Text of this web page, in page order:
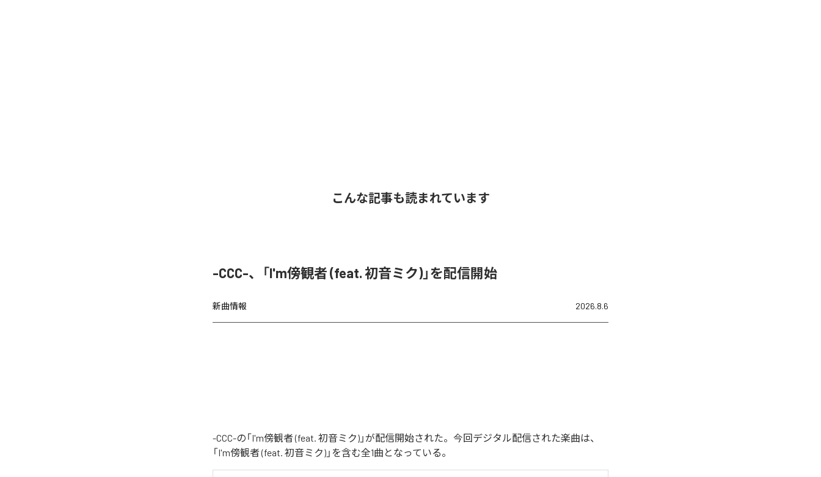
こんな記事も読まれています
-CCC-、「I'm傍観者 (feat. 初音ミク)」を配信開始
新曲情報 2026.8.6
-CCC-の「I'm傍観者 (feat. 初音ミク)」が配信開始された。今回デジタル配信された楽曲は、
「I'm傍観者 (feat. 初音ミク)」を含む全1曲となっている。